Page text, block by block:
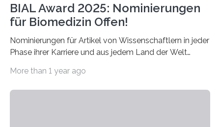
BIAL Award 2025: Nominierungen
für Biomedizin Offen!
Nominierungen für Artikel von Wissenschaftlern in jeder
Phase ihrer Karriere und aus jedem Land der Welt
Leben gerufen, um die bemerkenswertesten
More than 1 year ago